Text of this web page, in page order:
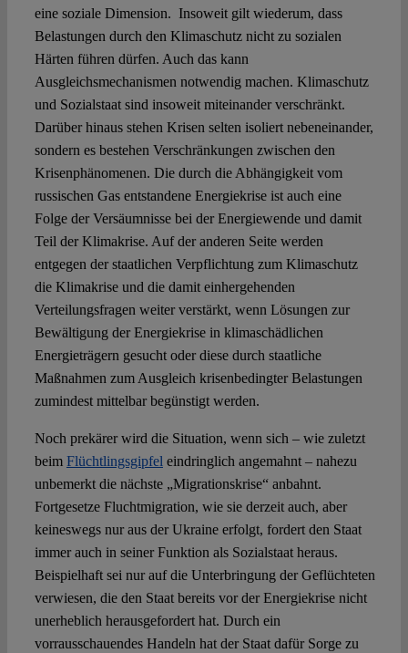
eine soziale Dimension. Insoweit gilt wiederum, dass
Belastungen durch den Klimaschutz nicht zu sozialen
Härten führen dürfen. Auch das kann
Ausgleichsmechanismen notwendig machen. Klimaschutz
und Sozialstaat sind insoweit miteinander verschränkt.
Darüber hinaus stehen Krisen selten isoliert nebeneinander,
sondern es bestehen Verschränkungen zwischen den
Krisenphänomenen. Die durch die Abhängigkeit vom
russischen Gas entstandene Energiekrise ist auch eine
Folge der Versäumnisse bei der Energiewende und damit
Teil der Klimakrise. Auf der anderen Seite werden
entgegen der staatlichen Verpflichtung zum Klimaschutz
die Klimakrise und die damit einhergehenden
Verteilungsfragen weiter verstärkt, wenn Lösungen zur
Bewältigung der Energiekrise in klimaschädlichen
Energieträgern gesucht oder diese durch staatliche
Maßnahmen zum Ausgleich krisenbedingter Belastungen
zumindest mittelbar begünstigt werden.
Noch prekärer wird die Situation, wenn sich – wie zuletzt
beim Flüchtlingsgipfel eindringlich angemahnt – nahezu
unbemerkt die nächste „Migrationskrise“ anbahnt.
Fortgesetze Fluchtmigration, wie sie derzeit auch, aber
keineswegs nur aus der Ukraine erfolgt, fordert den Staat
immer auch in seiner Funktion als Sozialstaat heraus.
Beispielhaft sei nur auf die Unterbringung der Geflüchteten
verwiesen, die den Staat bereits vor der Energiekrise nicht
unerheblich herausgefordert hat. Durch ein
vorrausschauendes Handeln hat der Staat dafür Sorge zu